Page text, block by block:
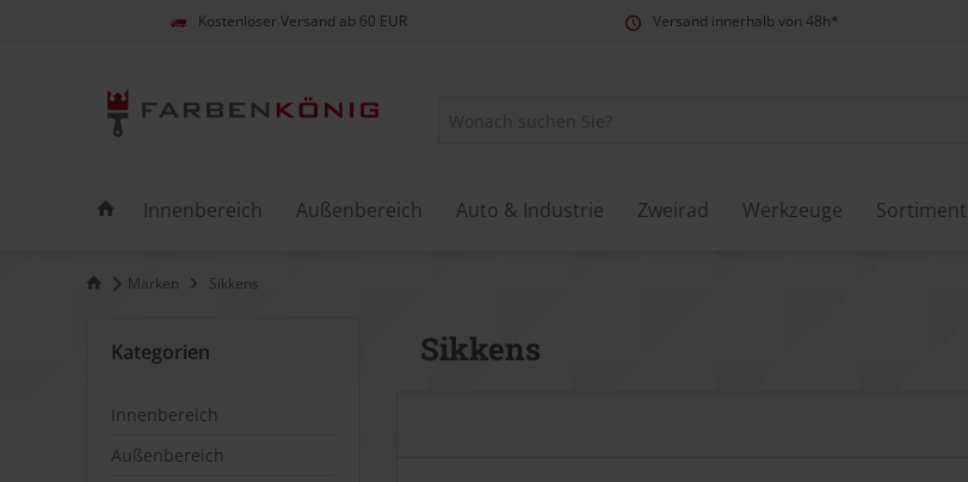
Kostenloser Versand ab 60 EUR Versand innerhalb von 48h*
Innenbereich Außenbereich Auto & Industrie Zweirad Werkzeuge Sortiment
Marken Sikkens
Kategorien
Innenbereich
Außenbereich
Sikkens